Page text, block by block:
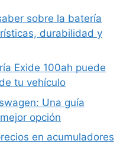
sobre la batería
durabilidad y
Exide 100ah puede
tu vehículo
Una guía
opción
en acumuladores